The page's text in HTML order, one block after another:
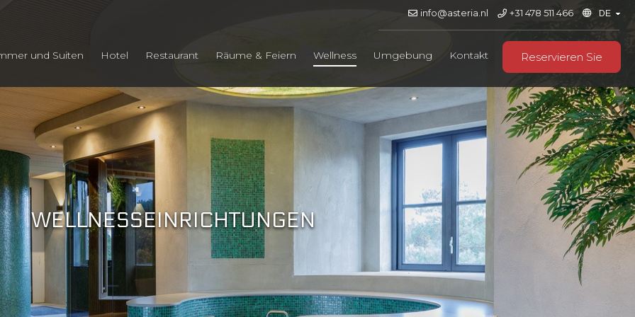
info@asteria.nl +31 478 511 466
und Suiten Hotel Restaurant Räume & Feiern Wellness Umgebung Kontakt Reservieren Sie
WELLNESSEINRICHTUNGEN